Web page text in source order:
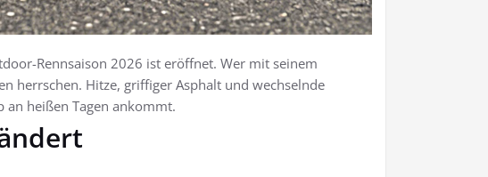
Rennsaison 2026 ist eröffnet. Wer mit seinem
herrschen. Hitze, griffiger Asphalt und wechselnde
an heißen Tagen ankommt.